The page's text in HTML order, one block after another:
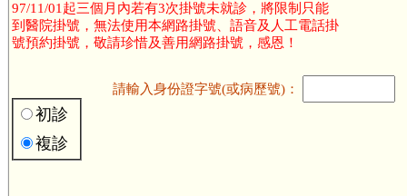
97/11/01起三個月內若有3次掛號未就診，將限制只能
到醫院掛號，無法使用本網路掛號、語音及人工電話掛
號預約掛號，敬請珍惜及善用網路掛號，感恩！
初診
複診
請輸入身份證字號(或病歷號)：